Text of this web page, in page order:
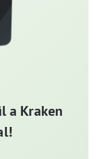
a Kraken